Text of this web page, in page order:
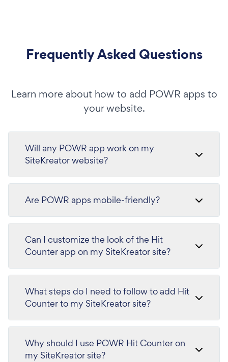
Frequently Asked Questions
Learn more about how to add POWR apps to
your website.
Will any POWR app work on my
SiteKreator website?
Are POWR apps mobile-friendly?
Can I customize the look of the Hit
Counter app on my SiteKreator site?
What steps do I need to follow to add Hit
Counter to my SiteKreator site?
Why should I use POWR Hit Counter on
my SiteKreator site?